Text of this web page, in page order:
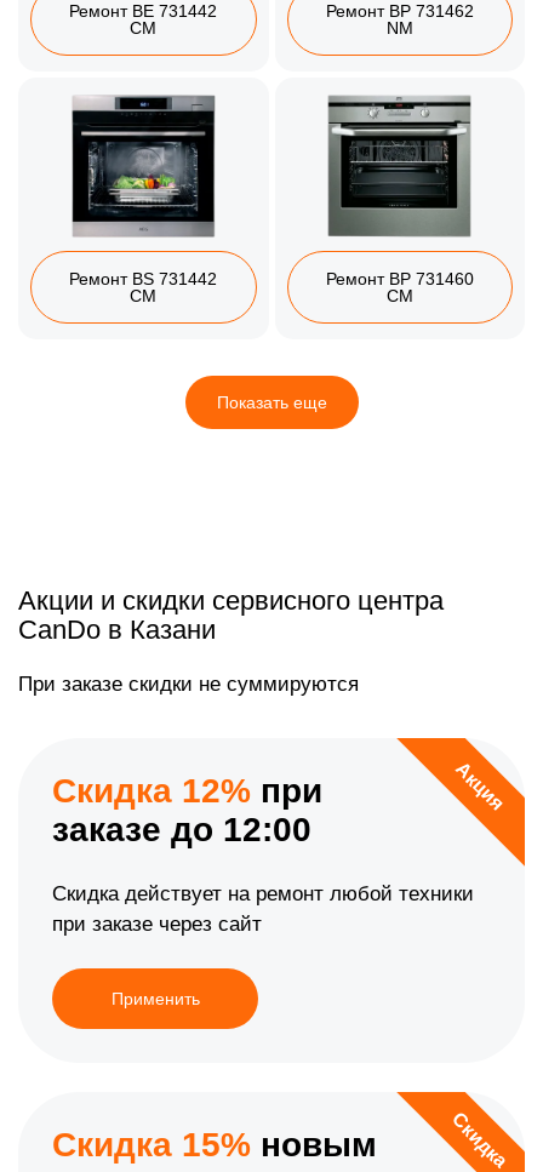
Ремонт BE 731442
CM
Ремонт BP 731462
NM
Ремонт BS 731442
CM
Ремонт BP 731460
CM
Показать еще
Акции и скидки сервисного центра
CanDo в Казани
При заказе скидки не суммируются
Акция
Скидка 12% при
заказе до 12:00
Скидка действует на ремонт любой техники
при заказе через сайт
Применить
Скидка
Скидка 15% новым